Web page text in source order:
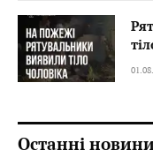
Останні